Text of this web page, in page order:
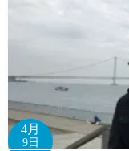
4月
9日